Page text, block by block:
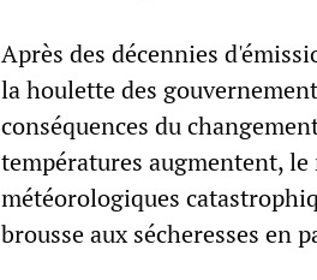
Après des décennies
la houlette des
conséquences du
températures augmentent, le
météorologiques
brousse aux sécheresses en